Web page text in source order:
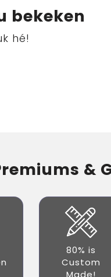
bekeken
hé!
&
80% is
Custom
Made!